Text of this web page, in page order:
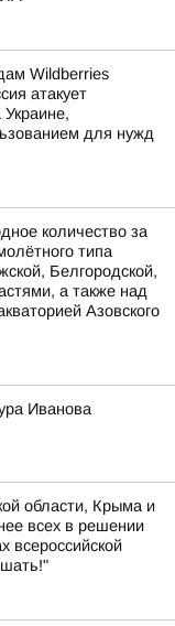
Wildberries
атакует
для нужд
количество за
типа
Белгородской,
а также над
Азовского
Иванова
области, Крыма и
всех в решении
всероссийской